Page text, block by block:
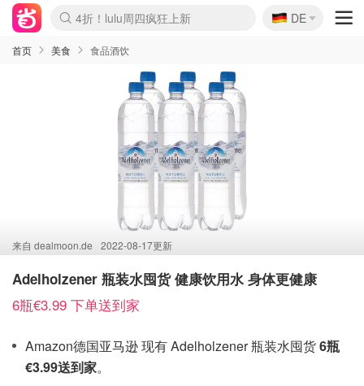
Boticinal 夏促开抢！
4折！lulu周四疯狂上新
还没结束！&OtherStories大促
Joybuy变相75折 随时失效
速领！Stanley独家85折
疑似霸哥！Camper额外叠85折
Zalando 奥莱闪促！每日更新
Moncler反季囤！5折起+叠9折
Coach Brooklyn仅€192
🇩🇪
DE
首页 美食 食品酒饮
来自 dealmoon.de 2022-08-17更新
Adelholzener 瓶装水囤货 健康饮用水 身体更健康
6瓶€3.99 下单送到家
Amazon德国亚马逊 现有 Adelholzener 瓶装水囤货6瓶
€3.99送到家。